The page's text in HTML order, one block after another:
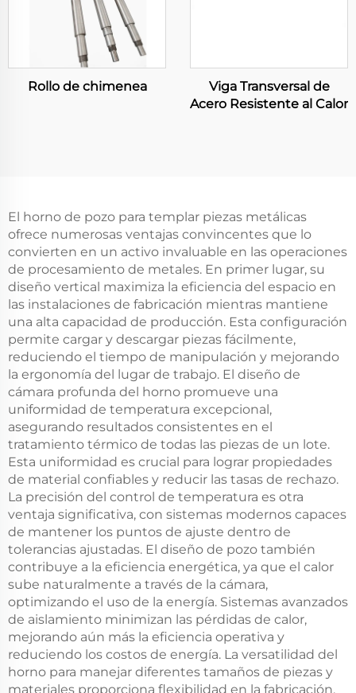
Rollo de chimenea
Viga Transversal de
Acero Resistente al Calor
El horno de pozo para templar piezas metálicas
ofrece numerosas ventajas convincentes que lo
convierten en un activo invaluable en las operaciones
de procesamiento de metales. En primer lugar, su
diseño vertical maximiza la eficiencia del espacio en
las instalaciones de fabricación mientras mantiene
una alta capacidad de producción. Esta configuración
permite cargar y descargar piezas fácilmente,
reduciendo el tiempo de manipulación y mejorando
la ergonomía del lugar de trabajo. El diseño de
cámara profunda del horno promueve una
uniformidad de temperatura excepcional,
asegurando resultados consistentes en el
tratamiento térmico de todas las piezas de un lote.
Esta uniformidad es crucial para lograr propiedades
de material confiables y reducir las tasas de rechazo.
La precisión del control de temperatura es otra
ventaja significativa, con sistemas modernos capaces
de mantener los puntos de ajuste dentro de
tolerancias ajustadas. El diseño de pozo también
contribuye a la eficiencia energética, ya que el calor
sube naturalmente a través de la cámara,
optimizando el uso de la energía. Sistemas avanzados
de aislamiento minimizan las pérdidas de calor,
mejorando aún más la eficiencia operativa y
reduciendo los costos de energía. La versatilidad del
horno para manejar diferentes tamaños de piezas y
materiales proporciona flexibilidad en la fabricación,